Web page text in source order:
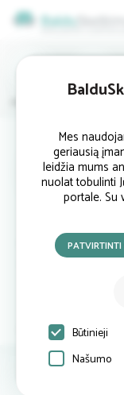
Visa Lietuva
Atsiliepimai
Atsiliepimai
Mes
geriausią
leidžia mums
nuolat tobulinti
portale. Su
PATVIRTINTI
Būtinieji
Našumo